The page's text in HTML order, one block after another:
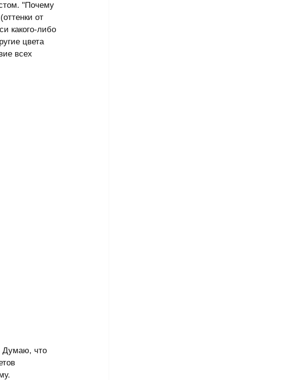
от
какого-либо
цвета
всех
Думаю, что